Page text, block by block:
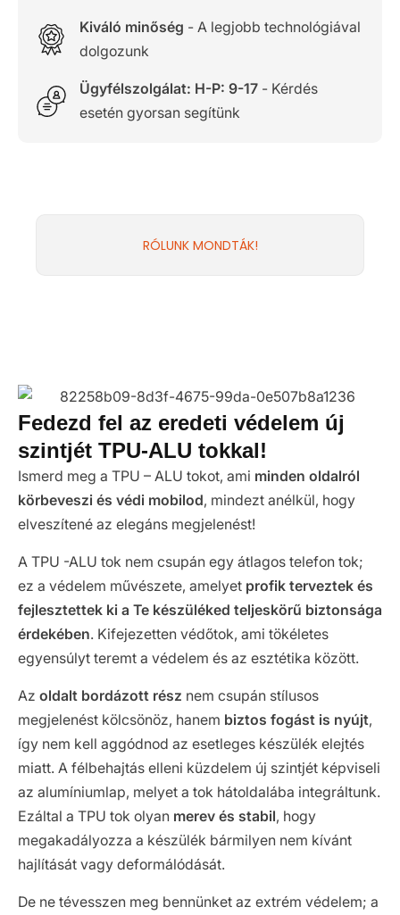
Kiváló minőség - A legjobb technológiával
dolgozunk
Ügyfélszolgálat: H-P: 9-17- Kérdés
esetén gyorsan segítünk
RÓLUNK MONDTÁK!
Fedezd fel az eredeti védelem új
szintjét TPU-ALU tokkal!
Ismerd meg a TPU – ALU tokot, ami minden oldalról
körbeveszi és védi mobilod, mindezt anélkül, hogy
elveszítené az elegáns megjelenést!
A TPU -ALU tok nem csupán egy átlagos telefon tok;
ez a védelem művészete, amelyet profik terveztek és
fejlesztettek ki a Te készüléked teljeskörű biztonsága
érdekében. Kifejezetten védőtok, ami tökéletes
egyensúlyt teremt a védelem és az esztétika között.
Az oldalt bordázott rész nem csupán stílusos
megjelenést kölcsönöz, hanem biztos fogást is nyújt,
így nem kell aggódnod az esetleges készülék elejtés
miatt. A félbehajtás elleni küzdelem új szintjét képviseli
az alumíniumlap, melyet a tok hátoldalába integráltunk.
Ezáltal a TPU tok olyan merev és stabil, hogy
megakadályozza a készülék bármilyen nem kívánt
hajlítását vagy deformálódását.
De ne tévesszen meg bennünket az extrém védelem; a